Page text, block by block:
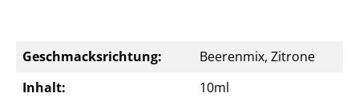
Geschmacksrichtung:
Beerenmix, Zitrone
Inhalt:
10ml